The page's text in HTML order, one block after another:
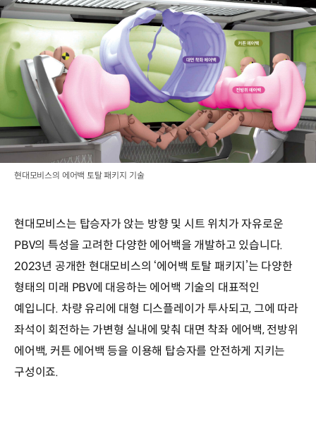
현대모비스의 에어백 토탈 패키지 기술
현대모비스는 탑승자가 앉는 방향 및 시트 위치가 자유로운
PBV의 특성을 고려한 다양한 에어백을 개발하고 있습니다.
2023년 공개한 현대모비스의 ‘에어백 토탈 패키지’는 다양한
형태의 미래 PBV에 대응하는 에어백 기술의 대표적인
예입니다. 차량 유리에 대형 디스플레이가 투사되고, 그에 따라
좌석이 회전하는 가변형 실내에 맞춰 대면 착좌 에어백, 전방위
에어백, 커튼 에어백 등을 이용해 탑승자를 안전하게 지키는
구성이죠.